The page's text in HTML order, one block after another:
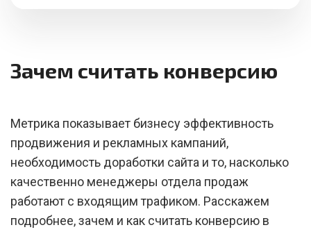
Зачем считать конверсию
Метрика показывает бизнесу эффективность
продвижения и рекламных кампаний,
необходимость доработки сайта и то, насколько
качественно менеджеры отдела продаж
работают с входящим трафиком. Расскажем
подробнее, зачем и как считать конверсию в